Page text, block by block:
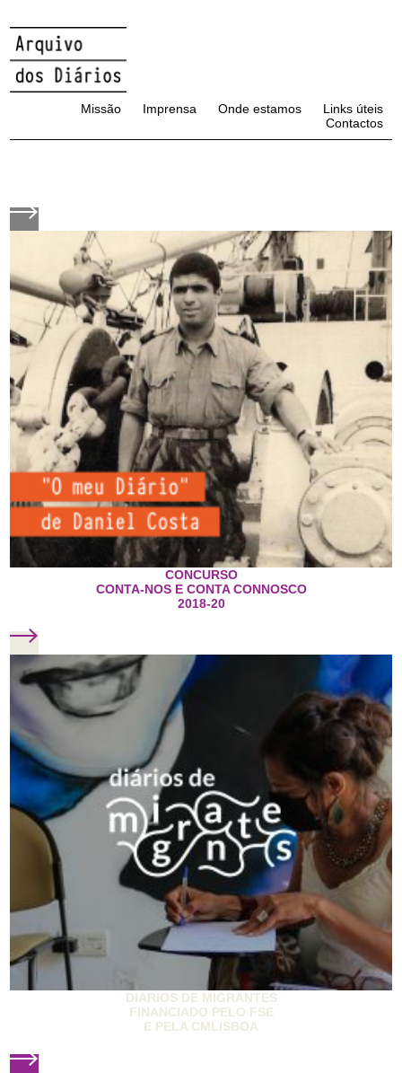
Missão Imprensa Onde estamos
Links úteis
Contactos
CONCURSO
CONTA-NOS E CONTA CONNOSCO
2018-20
DIÁRIOS DE MIGRANTES
FINANCIADO PELO FSE
E PELA CMLISBOA